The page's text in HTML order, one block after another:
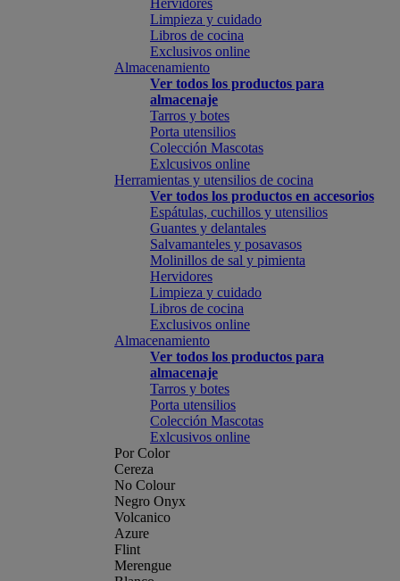
Hervidores
Limpieza y cuidado
Libros de cocina
Exclusivos online
Almacenamiento
Ver todos los productos para
almacenaje
Tarros y botes
Porta utensilios
Colección Mascotas
Exlcusivos online
Herramientas y utensilios de cocina
Ver todos los productos en accesorios
Espátulas, cuchillos y utensilios
Guantes y delantales
Salvamanteles y posavasos
Molinillos de sal y pimienta
Hervidores
Limpieza y cuidado
Libros de cocina
Exclusivos online
Almacenamiento
Ver todos los productos para
almacenaje
Tarros y botes
Porta utensilios
Colección Mascotas
Exlcusivos online
Por Color
Cereza
No Colour
Negro Onyx
Volcanico
Azure
Flint
Merengue